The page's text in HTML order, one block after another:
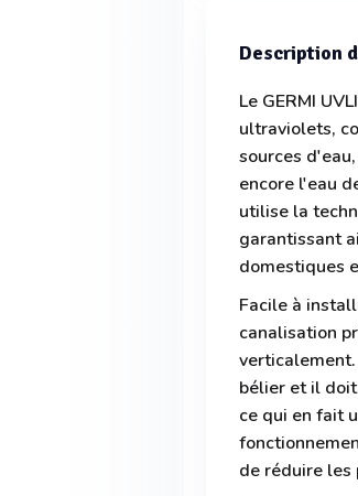
Description
Le GERMI
ultraviolets,
sources
encore l'eau
utilise la
garantissant
domestiques
Facile à
canalisation
bélier et il
ce qui en fait
de réduire les